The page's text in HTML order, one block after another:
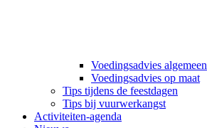
Voedingsadvies algemeen
Voedingsadvies op maat
Tips tijdens de feestdagen
Tips bij vuurwerkangst
Activiteiten-agenda